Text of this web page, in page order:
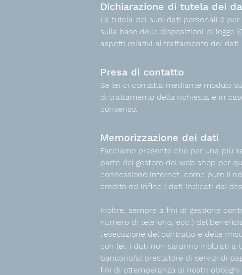
Dichiarazione di tutela dei
La tutela dei suoi dati personali è
sulla base delle disposizioni di legge
aspetti relativi al trattamento dei
Presa di contatto
Se lei ci contatta mediante modulo
di trattamento della richiesta e in
consenso.
Memorizzazione dei dati
Facciamo presente che per una più
parte del gestore del web shop per
connessione internet, come pure il
credito ed infine i dati indicati dal
Inoltre, sempre a fini di gestione
numero di telefono, ecc.) del
l'esecuzione del contratto e delle
con lei. I dati non saranno inoltrati a
bancario/al prestatore di servizi di
fini di ottemperanza ai nostri